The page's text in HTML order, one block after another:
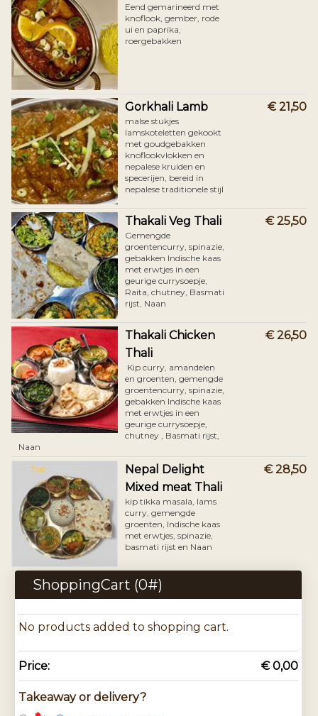
Eend gemarineerd met
knoflook, gember, rode
ui en paprika,
roergebakken
Gorkhali Lamb
malse stukjes
lamskoteletten gekookt
met goudgebakken
knoflookvlokken en
nepalese kruiden en
specerijen, bereid in
nepalese traditionele stijl
€ 21,50
Thakali Veg Thali
​Gemengde
groentencurry, spinazie,
gebakken Indische kaas
met erwtjes in een
geurige currysoepje,
Raita, chutney, Basmati
rijst, Naan
€ 25,50
Thakali Chicken
Thali
​ Kip curry, amandelen
en groenten, gemengde
groentencurry, spinazie,
gebakken Indische kaas
met erwtjes in een
geurige currysoepje,
chutney , Basmati rijst,
Naan
€ 26,50
Nepal Delight
Mixed meat Thali
kip tikka masala, lams
curry, gemengde
groenten, Indische kaas
met erwtjes, spinazie,
basmati rijst en Naan
€ 28,50
ShoppingCart (0#)
No products added to shopping cart.
Price: € 0,00
Takeaway or delivery?